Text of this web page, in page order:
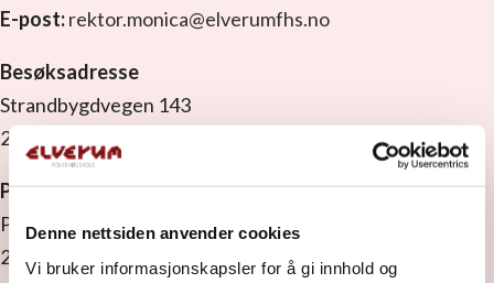
Denne nettsiden anvender cookies
Vi bruker informasjonskapsler for å gi innhold og
E-post:rektor.monica@elverumfhs.no
Besøksadresse
Strandbygdvegen 143
2409 Elverum
Postadresse
Postboks 1629
2409 Elverum